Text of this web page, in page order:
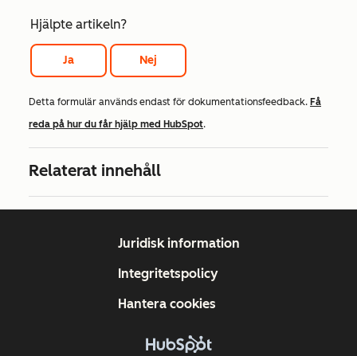
Hjälpte artikeln?
Ja Nej
Detta formulär används endast för dokumentationsfeedback. Få
reda på hur du får hjälp med HubSpot.
Relaterat innehåll
Juridisk information
Integritetspolicy
Hantera cookies